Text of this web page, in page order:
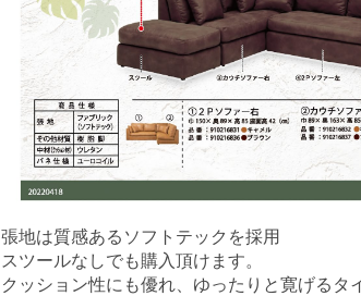
張地は質感あるソフトテックを採用
スツールなしでも購入頂けます。
クッション性にも優れ、ゆったりと寛げるタ